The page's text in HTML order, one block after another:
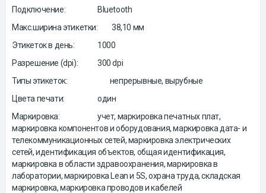
Подключение:
Bluetooth
Макс.ширина этикетки:
38,10 мм
Этикеток в день:
1000
Разрешение (dpi):
300 dpi
Типы этикеток:
непрерывные, вырубные
Цвета печати:
один
Маркировка:
учет, маркировка печатных плат,
маркировка компонентов и оборудования, маркировка дата- и
телекоммуникационных сетей, маркировка электрических
сетей, идентификация объектов, общая идентификация,
маркировка в области здравоохранения, маркировка в
лаборатории, маркировка Lean и 5S, охрана труда, складская
маркировка, маркировка проводов и кабелей